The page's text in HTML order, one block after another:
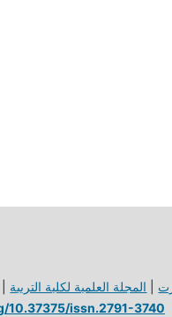
المجلة العلمية لكلية الترببة
10.37375/issn.2791-3740